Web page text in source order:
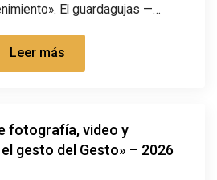
El guardagujas —…
Leer más